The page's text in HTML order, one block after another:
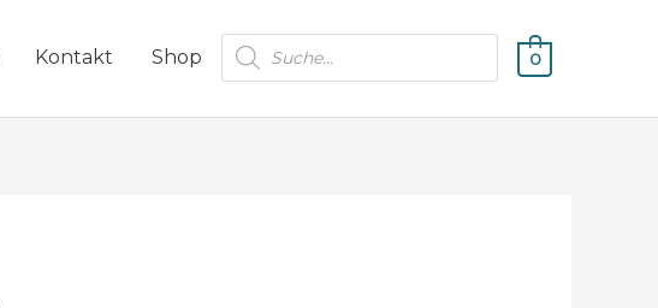
Kontakt Shop
Products
search
0